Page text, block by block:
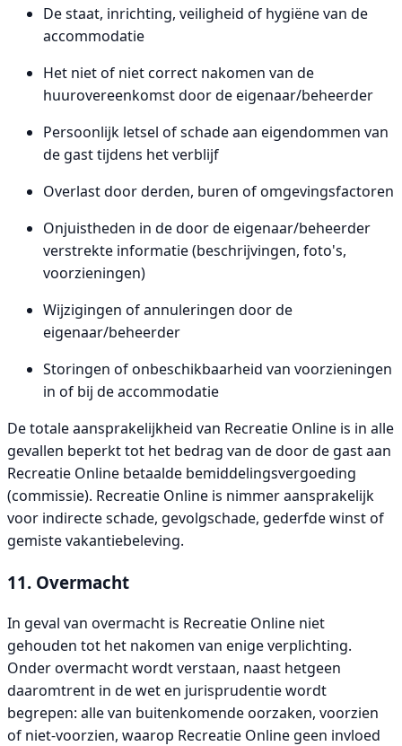
De staat, inrichting, veiligheid of hygiëne van de
accommodatie
Het niet of niet correct nakomen van de
huurovereenkomst door de eigenaar/beheerder
Persoonlijk letsel of schade aan eigendommen van
de gast tijdens het verblijf
Overlast door derden, buren of omgevingsfactoren
Onjuistheden in de door de eigenaar/beheerder
verstrekte informatie (beschrijvingen, foto's,
voorzieningen)
Wijzigingen of annuleringen door de
eigenaar/beheerder
Storingen of onbeschikbaarheid van voorzieningen
in of bij de accommodatie
De totale aansprakelijkheid van Recreatie Online is in alle
gevallen beperkt tot het bedrag van de door de gast aan
Recreatie Online betaalde bemiddelingsvergoeding
(commissie). Recreatie Online is nimmer aansprakelijk
voor indirecte schade, gevolgschade, gederfde winst of
gemiste vakantiebeleving.
11. Overmacht
In geval van overmacht is Recreatie Online niet
gehouden tot het nakomen van enige verplichting.
Onder overmacht wordt verstaan, naast hetgeen
daaromtrent in de wet en jurisprudentie wordt
begrepen: alle van buitenkomende oorzaken, voorzien
of niet-voorzien, waarop Recreatie Online geen invloed